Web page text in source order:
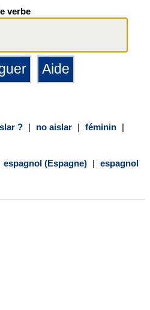
verbe
? | no aislar | féminin |
espagnol (Espagne) | espagnol